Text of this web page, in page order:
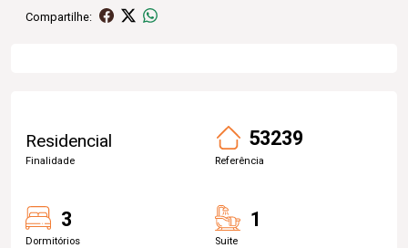
Compartilhe:
Residencial
Finalidade
53239
Referência
3
Dormitórios
1
Suite